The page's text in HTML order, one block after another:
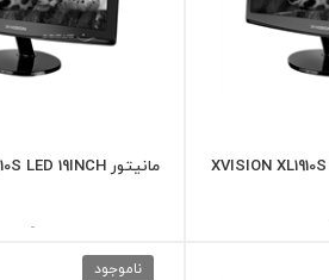
مانیتور XVISION XL1910S LED 19INCH
-
ناموجود